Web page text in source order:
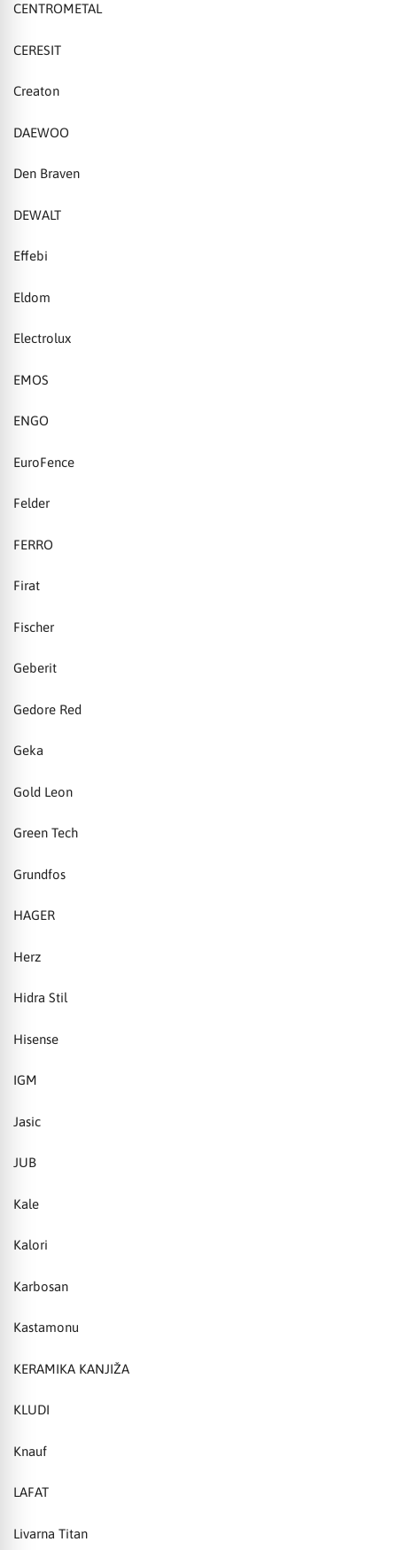
CENTROMETAL
CERESIT
Creaton
DAEWOO
Den Braven
DEWALT
Effebi
Eldom
Electrolux
EMOS
ENGO
EuroFence
Felder
FERRO
Firat
Fischer
Geberit
Gedore Red
Geka
Gold Leon
Green Tech
Grundfos
HAGER
Herz
Hidra Stil
Hisense
IGM
Jasic
JUB
Kale
Kalori
Karbosan
Kastamonu
KERAMIKA KANJIŽA
KLUDI
Knauf
LAFAT
Livarna Titan